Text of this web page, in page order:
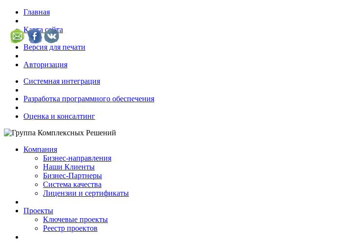
Главная
Карта сайта
Версия для печати
Авторизация
Системная интеграция
Разработка программного обеспечения
Оценка и консалтинг
Компания
Бизнес-направления
Наши Клиенты
Бизнес-Партнеры
Система качества
Лицензии и сертификаты
Проекты
Ключевые проекты
Реестр проектов